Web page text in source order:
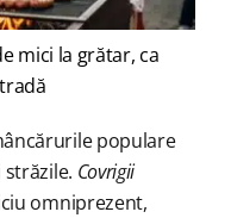
mici la grătar, ca
populare
Covrigii
omniprezent,